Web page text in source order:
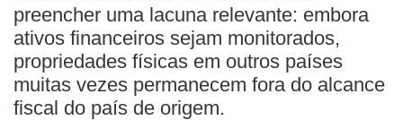
preencher uma lacuna relevante: embora
ativos financeiros sejam monitorados,
propriedades físicas em outros países
muitas vezes permanecem fora do alcance
fiscal do país de origem.